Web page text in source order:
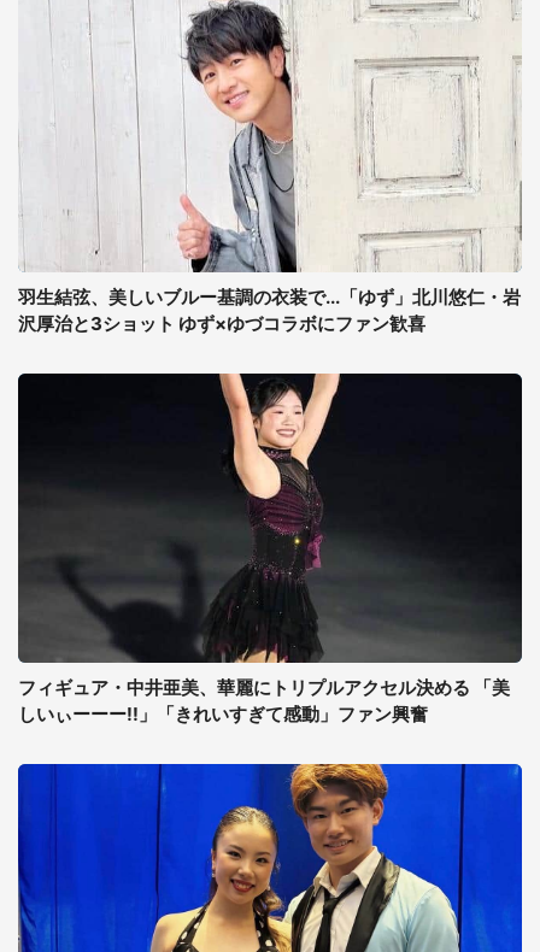
羽生結弦、美しいブルー基調の衣装で...「ゆず」北川悠仁・岩
沢厚治と3ショット ゆず×ゆづコラボにファン歓喜
フィギュア・中井亜美、華麗にトリプルアクセル決める 「美
しいぃーーー!!」「きれいすぎて感動」ファン興奮